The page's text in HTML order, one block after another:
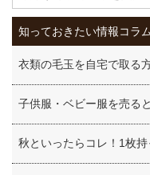
知っておきたい情報コラ
衣類の毛玉を自宅で取る
子供服・ベビー服を売る
秋といったらコレ！1枚持